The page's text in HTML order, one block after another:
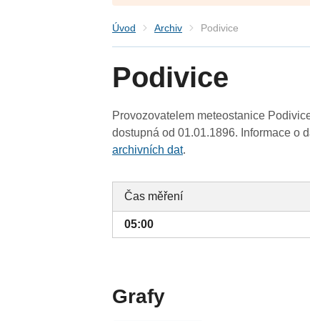
Úvod Archiv Podivice
Podivice
Provozovatelem meteostanice
dostupná od 01.01.1896. Informace o
archivních dat.
Čas měření
05:00
Grafy